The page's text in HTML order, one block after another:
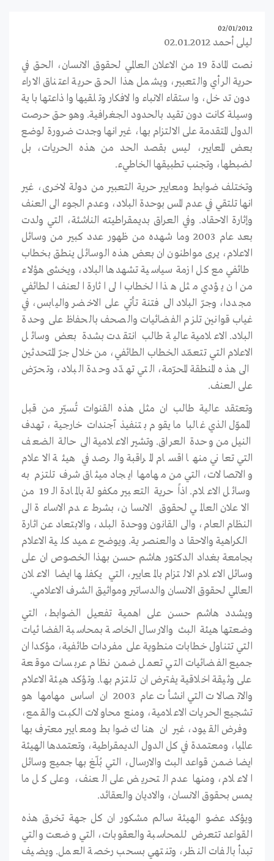
02/01/2012
ليلى أحمد 02.01.2012
نصت المادة 19 من الاعلان العالمي لحقوق الانسان، الحق في
حرية الرأي والتعبير، ويشمل هذا الحق حرية اعتناق الاراء
دون تدخل، واستقاء الانباء والافكار وتلقيها واذاعتها باية
وسيلة كانت دون تقيد بالحدود الجغرافية. وهو حق حرصت
الدول المتقدمة على الالتزام بها، غير انها وجدت ضرورة لوضع
بعض المعايير، ليس بقصد الحد من هذه الحريات، بل
لضبطها، وتجنب تطبيقها الخاطيء.
وتختلف ضوابط ومعايير حرية التعبير من دولة لاخرى، غير
انها تلتقي في عدم المس بوحدة البلاد، وعدم الجوء الى العنف
وإثارة الاحقاد. وفي العراق بديمقراطيته الناشئة، التي ولدت
بعد عام 2003 وما شهده من ظهور عدد كبير من وسائل
الاعلام، يرى مواطنون ان بعض هذه الوسائل ينطق بخطاب
طائفي مع كل ازمة سياسية تشهدها البلاد، ويخشى هؤلاء
من ان يؤدي مثل هذا الخطاب الى اثارة العنف الطائفي
مجددا، وجرّ البلاد الى فتنة تأتي على الاخضر واليابس، في
غياب قوانين تلزم الفضائيات والصحف بالحفاظ على وحدة
البلاد. الاعلامية عالية طالب انتقدت بشدة بعض وسائل
الاعلام التي تتعمّد الخطاب الطائفي، من خلال جرّ المتحدثين
الى هذه المنطقة المحرّمة، التي تهدّد وحدة البلاد، وتحرّض
على العنف.
وتعتقد عالية طالب ان مثل هذه القنوات تُسيّر من قبل
المموّل الذي غالبا ما يقوم بتنفيذ آجندات خارجية، تهدف
النيل من وحدة العراق. وتشير الاعلامية الى حالة الضعف
التي تعاني منها اقسام المراقبة والرصد في هيئة الاعلام
والاتصالات، التي من مهامها ايجاد ميثاق شرف تلتزم به
وسائل الاعلام. اذاً حرية التعبير مكفولة بالمادة الـ 19 من
الاعلان العالمي لحقوق الانسان، بشرط عدم الاساءة الى
النظام العام، والى القانون ووحدة البلد، والابتعاد عن اثارة
الكراهية والاحقاد والعنصرية. ويوضح عميد كلية الاعلام
بجامعة بغداد الدكتور هاشم حسن بهذا الخصوص ان على
وسائل الاعلام الالتزام بالمعايير، التي يكفلها ايضا الاعلان
العالمي لحقوق الانسان والدساتير ومواثيق الشرف الاعلامي.
ويشدد هاشم حسن على اهمية تفعيل الضوابط، التي
وضعتها هيئة البث والارسال الخاصة بمحاسبة الفضائيات
التي تتناول خطابات منطوية على مفردات طائفية، مؤكدا ان
جميع الفضائيات التي تعمل ضمن نظام عربسات موقعة
على وثيقة اخلاقية يفترض ان تلتزم بها. وتؤكد هيئة الاعلام
والاتصالات التي انشأت عام 2003 ان اساس مهامها هو
تشجيع الحريات الاعلامية، ومنع محاولات الكبت والقمع،
وفرض القيود، غير ان هناك ضوابط ومعايير معترف بها
عالميا، ومعتمدة في كل الدول الديمقراطية، وتعتمدها الهيئة
ايضا ضمن قواعد البث والارسال، التي بُلّغ بها جميع وسائل
الاعلام، ومنها عدم التحريض على العنف، وعلى كل ما
يمس بحقوق الانسان، والاديان والعقائد.
ويؤكد عضو الهيئة سالم مشكور ان كل جهة تخرق هذه
القواعد تتعرض للمحاسبة والعقوبات، التي وضعت والتي
تبدأ بالفات النظر، وتنتهي بسحب رخصة العمل. ويضيف